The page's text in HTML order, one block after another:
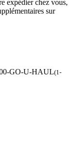
expédier chez vous,
sur
GO-U-HAUL(1-